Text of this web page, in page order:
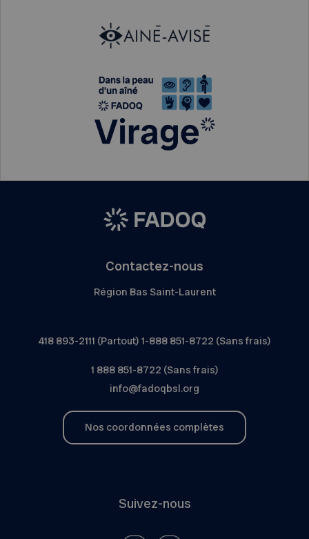
Contactez-nous
Région Bas Saint-Laurent
418 893-2111 (Partout) 1-888 851-8722 (Sans frais)
1 888 851-8722 (Sans frais)
info@fadoqbsl.org
Nos coordonnées complètes
Suivez-nous